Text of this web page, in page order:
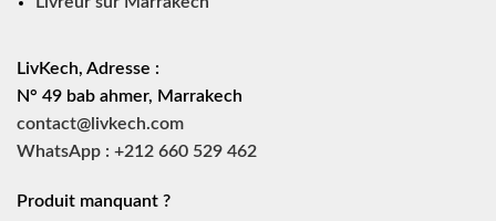
LivKech, Adresse :
N° 49 bab ahmer, Marrakech
contact@livkech.com
WhatsApp : +212 660 529 462
Produit manquant ?